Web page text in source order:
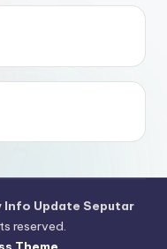
Update Seputar
reserved.